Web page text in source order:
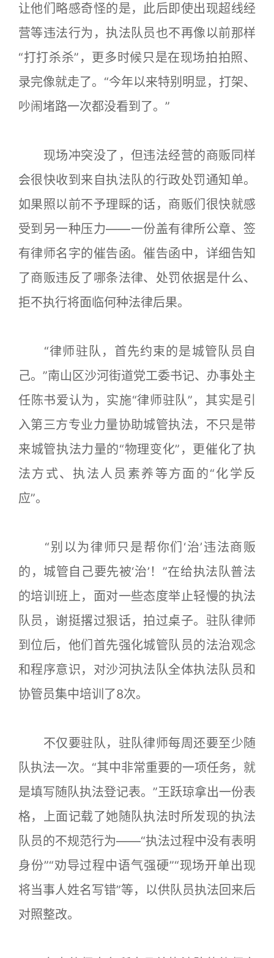
让他们略感奇怪的是，此后即使出现超线经
营等违法行为，执法队员也不再像以前那样
“打打杀杀”，更多时候只是在现场拍拍照、
录完像就走了。“今年以来特别明显，打架、
吵闹堵路一次都没看到了。”
现场冲突没了，但违法经营的商贩同样
会很快收到来自执法队的行政处罚通知单。
如果照以前不予理睬的话，商贩们很快就感
受到另一种压力——一份盖有律所公章、签
有律师名字的催告函。催告函中，详细告知
了商贩违反了哪条法律、处罚依据是什么、
拒不执行将面临何种法律后果。
“律师驻队，首先约束的是城管队员自
己。”南山区沙河街道党工委书记、办事处主
任陈书爱认为，实施“律师驻队”，其实是引
入第三方专业力量协助城管执法，不只是带
来城管执法力量的“物理变化”，更催化了执
法方式、执法人员素养等方面的“化学反
应”。
“别以为律师只是帮你们‘治’违法商贩
的，城管自己要先被‘治’！”在给执法队普法
的培训班上，面对一些态度举止轻慢的执法
队员，谢挺撂过狠话，拍过桌子。驻队律师
到位后，他们首先强化城管队员的法治观念
和程序意识，对沙河执法队全体执法队员和
协管员集中培训了8次。
不仅要驻队，驻队律师每周还要至少随
队执法一次。“其中非常重要的一项任务，就
是填写随队执法登记表。”王跃琼拿出一份表
格，上面记载了她随队执法时所发现的执法
队员的不规范行为——“执法过程中没有表明
身份”“劝导过程中语气强硬”“现场开单出现
将当事人姓名写错”等，以供队员执法回来后
对照整改。